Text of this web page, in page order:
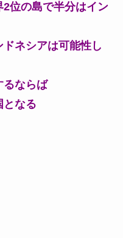
位の島で半分はイン
ネシアは可能性し
るならば
となる